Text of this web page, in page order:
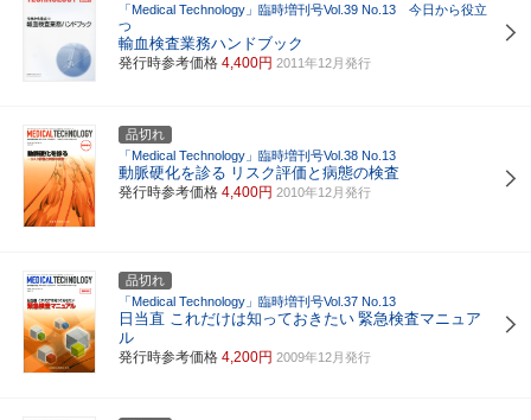
「Medical Technology」臨時増刊号Vol.39 No.13 今日から役立
つ
輸血検査業務ハンドブック
発行時参考価格 4,400円 2011年12月発行
品切れ
「Medical Technology」臨時増刊号Vol.38 No.13
動脈硬化を診る リスク評価と病態の検査
発行時参考価格 4,400円 2010年12月発行
品切れ
「Medical Technology」臨時増刊号Vol.37 No.13
日当直 これだけは知っておきたい 緊急検査マニュア
ル
発行時参考価格 4,200円 2009年12月発行